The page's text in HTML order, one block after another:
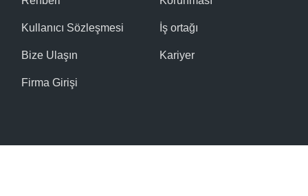
Kullanıcı Sözleşmesi
Bize Ulaşın
Firma Girişi
İş ortağı
Kariyer